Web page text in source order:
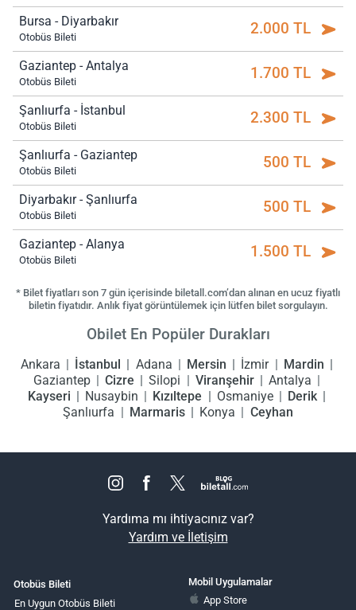
Bursa - Diyarbakır
Otobüs Bileti 2.000 TL
Gaziantep - Antalya
Otobüs Bileti 1.700 TL
Şanlıurfa - İstanbul
Otobüs Bileti 2.300 TL
Şanlıurfa - Gaziantep
Otobüs Bileti 500 TL
Diyarbakır - Şanlıurfa
Otobüs Bileti 500 TL
Gaziantep - Alanya
Otobüs Bileti 1.500 TL
* Bilet fiyatları son 7 gün içerisinde biletall.com’dan alınan en ucuz fiyatlı
biletin fiyatıdır. Anlık fiyat görüntülemek için lütfen bilet sorgulayın.
Obilet En Popüler Durakları
Ankara İstanbul Adana Mersin İzmir
Mardin
Gaziantep
Cizre Silopi Viranşehir
Antalya
Kayseri
Nusaybin Kızıltepe Osmaniye
Derik
Şanlıurfa
Marmaris Konya Ceyhan
Yardıma mı ihtiyacınız var?
Yardım ve İletişim
Otobüs Bileti
En Uygun Otobüs Bileti
Mobil Uygulamalar
App Store